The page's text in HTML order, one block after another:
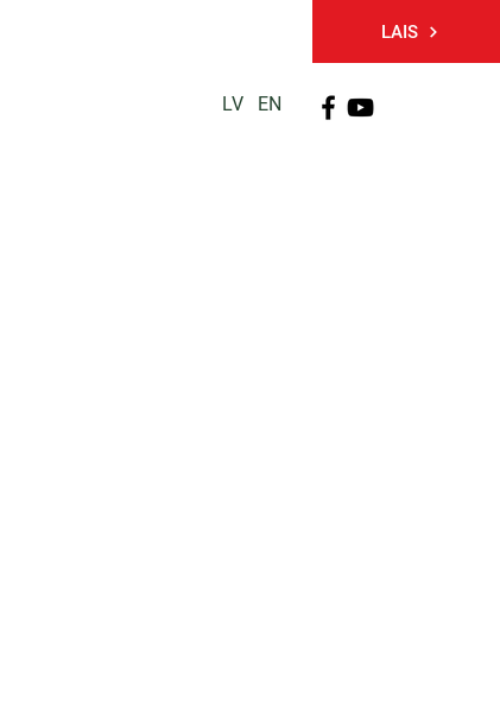
LAIS
LV EN